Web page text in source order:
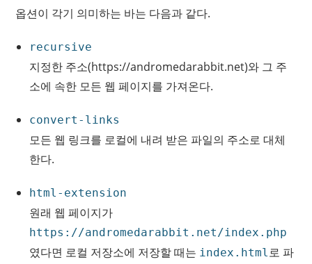
옵션이 각기 의미하는 바는 다음과 같다.
recursive
지정한 주소(https://andromedarabbit.net)와 그 주
소에 속한 모든 웹 페이지를 가져온다.
convert-links
모든 웹 링크를 로컬에 내려 받은 파일의 주소로 대체
한다.
html-extension
원래 웹 페이지가
https://andromedarabbit.net/index.php
였다면 로컬 저장소에 저장할 때는 index.html로 파